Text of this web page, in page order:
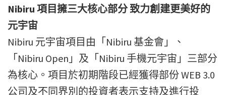
Nibiru 項目擁三大核心部分 致力創建更美好的
元宇宙
Nibiru 元宇宙項目由「Nibiru 基金會」、
「Nibiru Open」及「Nibiru 手機元宇宙」三部分
為核心。項目於初期階段已經獲得部份 WEB 3.0
公司及不同界別的投資者表示支持及進行投